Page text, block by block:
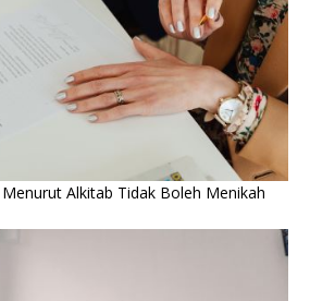
Alkitab Tidak Boleh Menikah